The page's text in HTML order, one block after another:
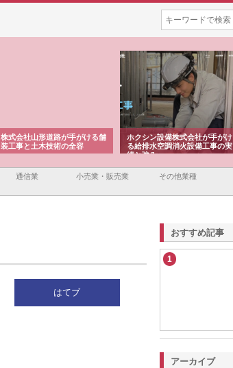
株式会社山形道路が手がける舗
装工事と土木技術の全容
ホクシン設備株式会社が手がけ
る給排水空調消火設備工事の実
績と強み
通信業 小売業・販売業 その他業種
はてブ
おすすめ記事
1
アーカイブ